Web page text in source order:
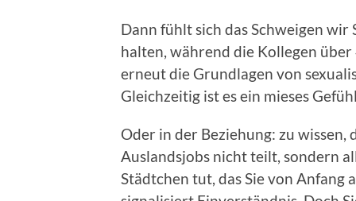
Dann fühlt sich das Schweigen wir
halten, während die Kollegen
erneut die Grundlagen von
Gleichzeitig ist es ein mieses
Oder in der Beziehung: zu
Auslandsjobs nicht teilt, sondern
Städtchen tut, das Sie von Anfang